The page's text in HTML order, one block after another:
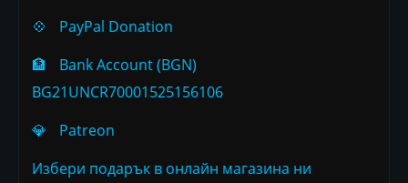
💠
PayPal Donation
🏦
Bank Account (BGN)
BG21UNCR70001525156106
💎
Patreon
Избери подарък в онлайн магазина ни